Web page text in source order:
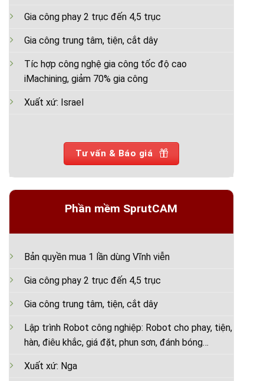
Gia công phay 2 trục đến 4,5 trục
Gia công trung tâm, tiện, cắt dây
Tíc hợp công nghệ gia công tốc độ cao
iMachining, giảm 70% gia công
Xuất xứ: Israel
Tư vấn & Báo giá
Phần mềm SprutCAM
Bản quyền mua 1 lần dùng Vĩnh viễn
Gia công phay 2 trục đến 4,5 trục
Gia công trung tâm, tiện, cắt dây
Lập trình Robot công nghiệp: Robot cho phay, tiện,
hàn, điêu khắc, giá đặt, phun sơn, đánh bóng…
Xuất xứ: Nga